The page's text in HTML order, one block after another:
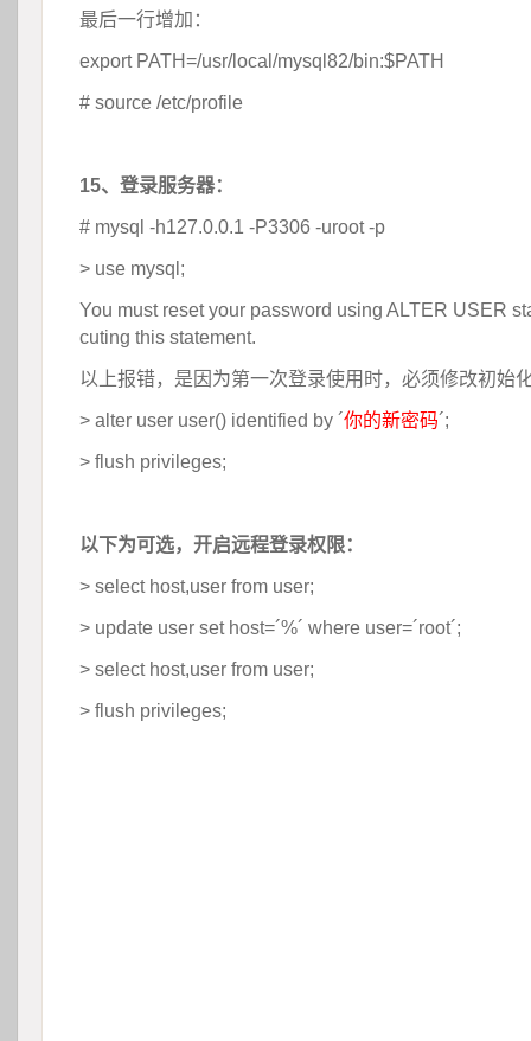
最后一行增加：
export PATH=/usr/local/mysql82/bin:$PATH
# source /etc/profile
15、登录服务器：
# mysql -h127.0.0.1 -P3306 -uroot -p
> use mysql;
You must reset your password using ALTER USER
cuting this statement.
以上报错，是因为第一次登录使用时，必须修改初始
> alter user user() identified by ´你的新密码´;
> flush privileges;
以下为可选，开启远程登录权限：
> select host,user from user;
> update user set host=´%´ where user=´root´;
> select host,user from user;
> flush privileges;